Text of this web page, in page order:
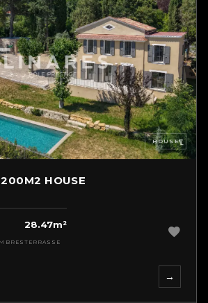
HOUSE
HOUSE
28.47m²
TERRASSE
→